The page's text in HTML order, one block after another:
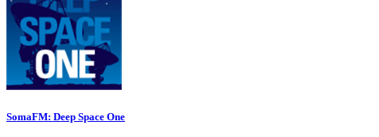
SomaFM: Deep Space One